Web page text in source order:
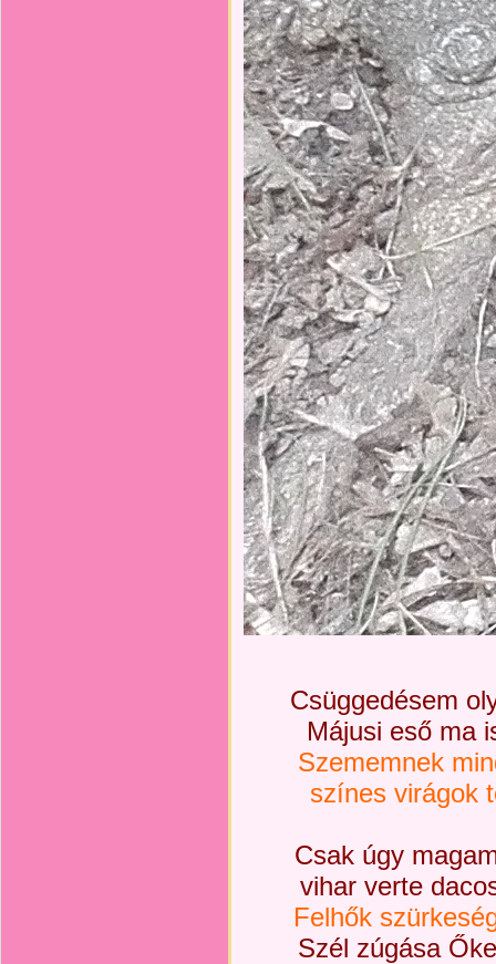
Csüggedésem
Májusi eső ma
Szememnek
színes virágok
Csak úgy
vihar verte
Felhők
Szél zúgása